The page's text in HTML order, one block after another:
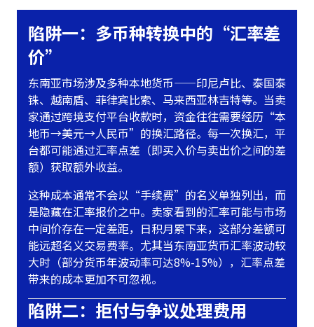
陷阱一：多币种转换中的“汇率差
价”
东南亚市场涉及多种本地货币——印尼卢比、泰国泰
铢、越南盾、菲律宾比索、马来西亚林吉特等。当卖
家通过跨境支付平台收款时，资金往往需要经历“本
地币→美元→人民币”的换汇路径。每一次换汇，平
台都可能通过汇率点差（即买入价与卖出价之间的差
额）获取额外收益。
这种成本通常不会以“手续费”的名义单独列出，而
是隐藏在汇率报价之中。卖家看到的汇率可能与市场
中间价存在一定差距，日积月累下来，这部分差额可
能远超名义交易费率。尤其当东南亚货币汇率波动较
大时（部分货币年波动率可达8%-15%），汇率点差
带来的成本更加不可忽视。
陷阱二：拒付与争议处理费用